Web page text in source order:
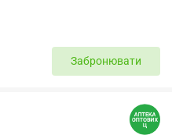
Забронювати